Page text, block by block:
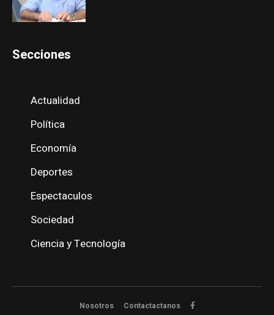
Secciones
Actualidad
Política
Economía
Deportes
Espectaculos
Sociedad
Ciencia y Tecnología
Nosotros Contactactanos